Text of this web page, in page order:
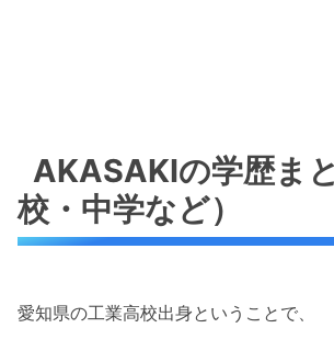
AKASAKIの学歴ま
校・中学など）
愛知県の工業高校出身ということで、